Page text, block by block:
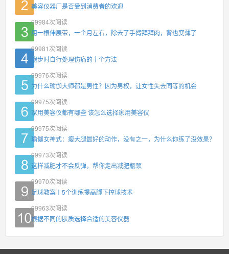
美容仪器厂是否受到消费者的欢迎
99984次阅读
用一根伸展带，一个月左右，除去了手臂拜拜肉，背也变薄了
99981 次阅读
跑步时自行处理伤痛的十个方法
99976次阅读
为什么瑜伽大师都是男性？因为男权，让女性失去同等的机会
99975次阅读
家用美容仪都有哪些 该怎么选择家用美容仪
99975次阅读
瑜伽女神式：瘦大腿最好的动作，没有之一，为什么你练了没效果？
99973次阅读
这样减肥才不会反弹，帮你走出减肥瓶颈
99970次阅读
足球教案丨5个训练提高脚下控球技术
99963次阅读
根据不同的肤质选择合适的美容仪器